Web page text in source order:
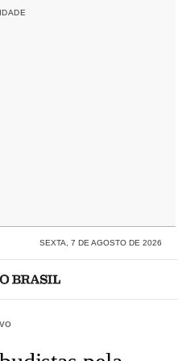
SEXTA, 7 DE AGOSTO DE 2026